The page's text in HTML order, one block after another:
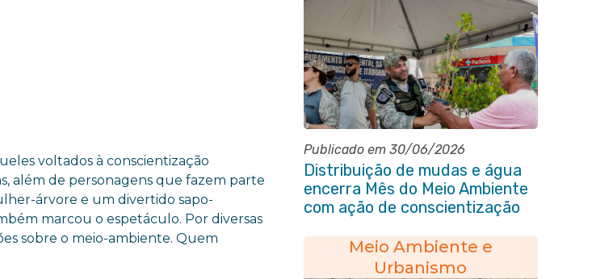
voltados à conscientização
além de personagens que fazem parte
árvore e um divertido sapo-
marcou o espetáculo. Por diversas
sobre o meio-ambiente. Quem
Publicado em 30/06/2026
Distribuição de mudas e água
encerra Mês do Meio Ambiente
com ação de conscientização
Meio Ambiente e
Urbanismo